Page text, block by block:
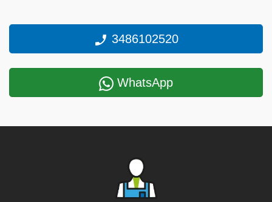
3486102520
WhatsApp